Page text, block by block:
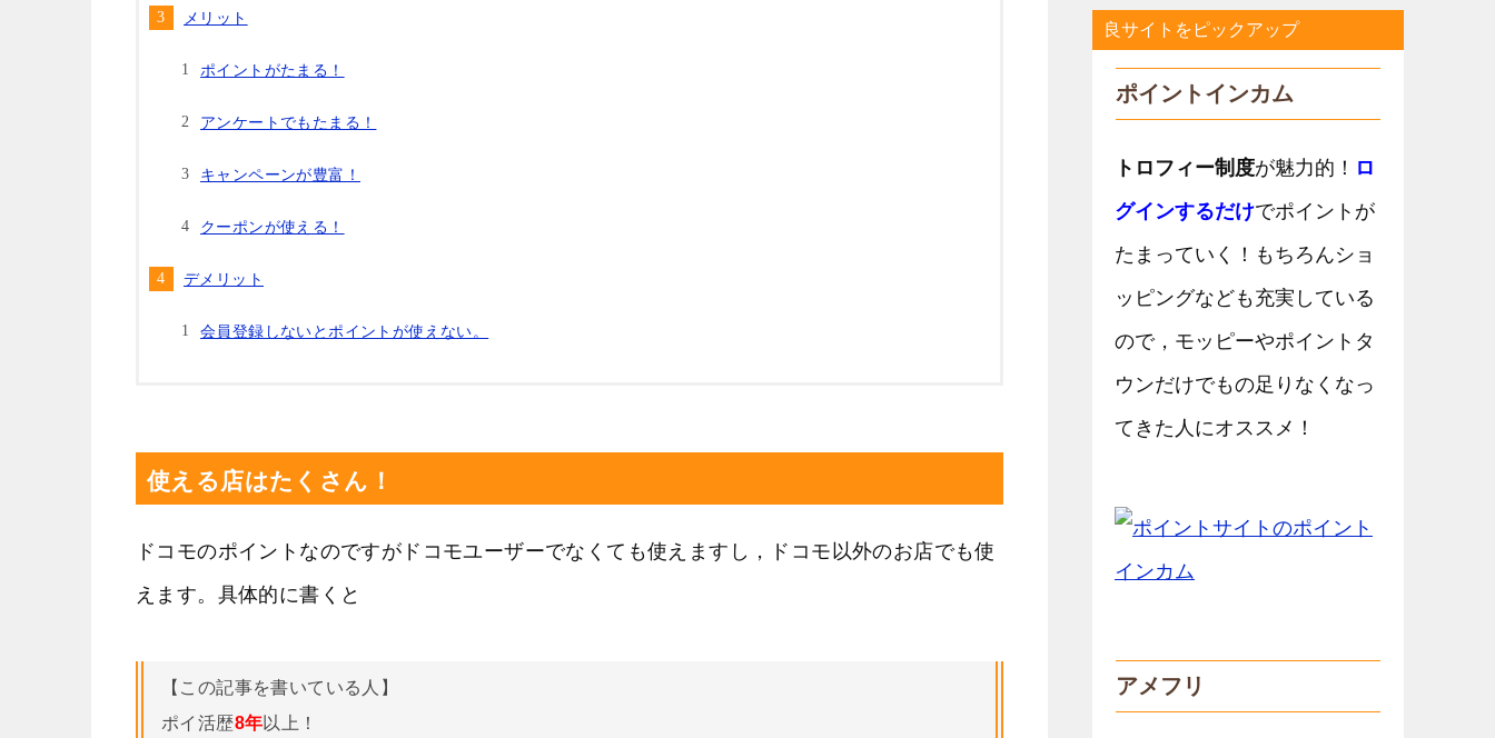
メリット
ポイントがたまる！
アンケートでもたまる！
キャンペーンが豊富！
クーポンが使える！
デメリット
会員登録しないとポイントが使えない。
使える店はたくさん！
ドコモのポイントなのですがドコモユーザーでなくても使えますし，ドコモ以外のお店でも使
えます。具体的に書くと
【この記事を書いている人】
ポイ活歴8年以上！
良サイトをピックアップ
ポイントインカム
トロフィー制度が魅力的！ ロ
グインするだけでポイントが
たまっていく！もちろんショ
ッピングなども充実している
ので，モッピーやポイントタ
ウンだけでもの足りなくなっ
てきた人にオススメ！
アメフリ